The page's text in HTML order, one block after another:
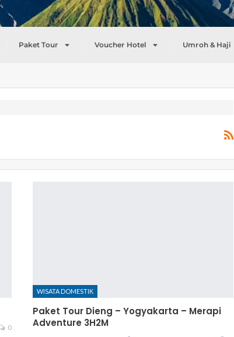
Paket Tour Voucher Hotel Umroh & Haji
0
WISATA DOMESTIK
Paket Tour Dieng – Yogyakarta – Merapi
Adventure 3H2M